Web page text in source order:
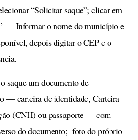
“Solicitar saque”; clicar em
— Informar o nome do município e
depois digitar o CEP e o
saque um documento de
— carteira de identidade, Carteira
(CNH) ou passaporte — com
do documento; foto do próprio